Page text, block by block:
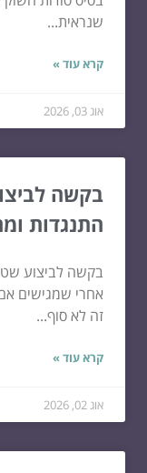
שנראית...
קרא עוד »
אוג 03, 2026
בקשה
התנגדות
בקשה לביצוע
אחרי שמגישים
זה לא סוף...
קרא עוד »
אוג 02, 2026